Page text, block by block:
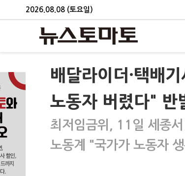
2026.08.08 (토요일)
배달라이더·택배
노동자 버렸다" 반
최저임금위, 11일 세종
노동계 "국가가 노동자